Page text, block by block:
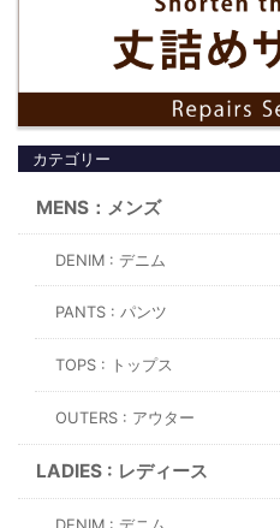
カテゴリー
MENS：メンズ
DENIM : デニム
PANTS : パンツ
TOPS : トップス
OUTERS : アウター
LADIES : レディース